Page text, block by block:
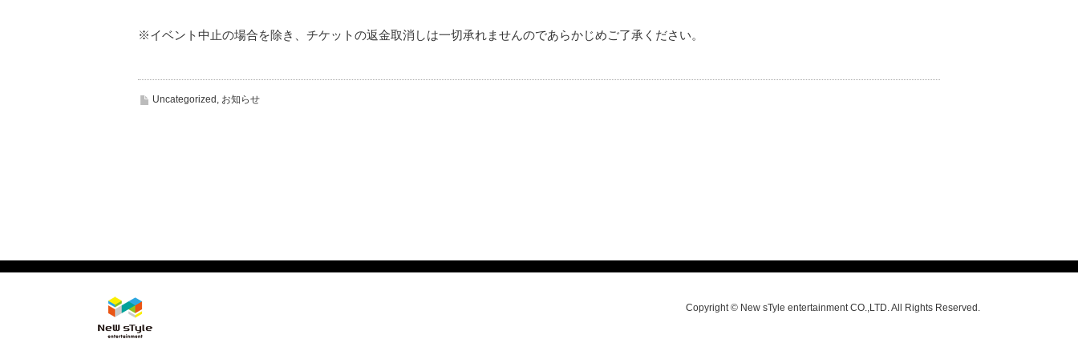
※イベント中止の場合を除き、チケットの返金取消しは一切承れませんのであらかじめご了承ください。
Uncategorized , お知らせ
Copyright © New sTyle entertainment CO.,LTD. All Rights Reserved.